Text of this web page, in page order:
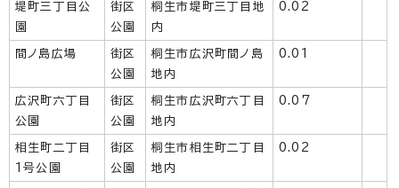
堤町三丁目公
園
街区
公園
桐生市堤町三丁目地
内
0.02
間ノ島広場
街区
公園
桐生市広沢町間ノ島
地内
0.01
広沢町六丁目
公園
街区
公園
桐生市広沢町六丁目
地内
0.07
相生町二丁目
1号公園
街区
公園
桐生市相生町二丁目
地内
0.02